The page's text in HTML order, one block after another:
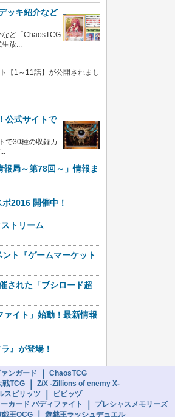
ッキ紹介など
ど「ChaosTCG
放...
【1～11話】が公開されまし
公式サイトで
で30種の収録カ
局～第78回～」情報ま
2016 開催中！
トリーム
ト『ゲームマーケット
された「ブシロード超
イト」始動！最新情報
』が登場！
ンガード
ChaosTCG
戦TCG
Z/X -Zillions of enemy X-
スピリッツ
ビビッヅ
カード バディファイト
プレシャスメモリーズ
戯王OCG 遊戯王ラッシュデュエル